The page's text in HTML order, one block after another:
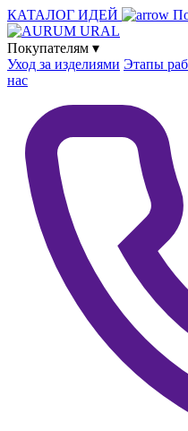
КАТАЛОГ ИДЕЙ
Покупателям ▾
Уход за изделиями Этапы
нас